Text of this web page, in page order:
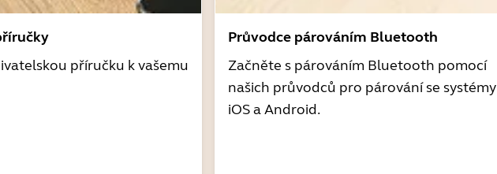
příručku k vašemu
Průvodce párováním Bluetooth
Začněte s párováním Bluetooth pomocí
našich průvodců pro párování se systémy
iOS a Android.